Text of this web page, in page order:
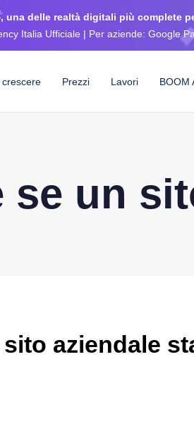
una delle realtà digitali più complete
Italia Ufficiale | Per aziende: Google
Prezzi Lavori BOOM
se un
aziendale